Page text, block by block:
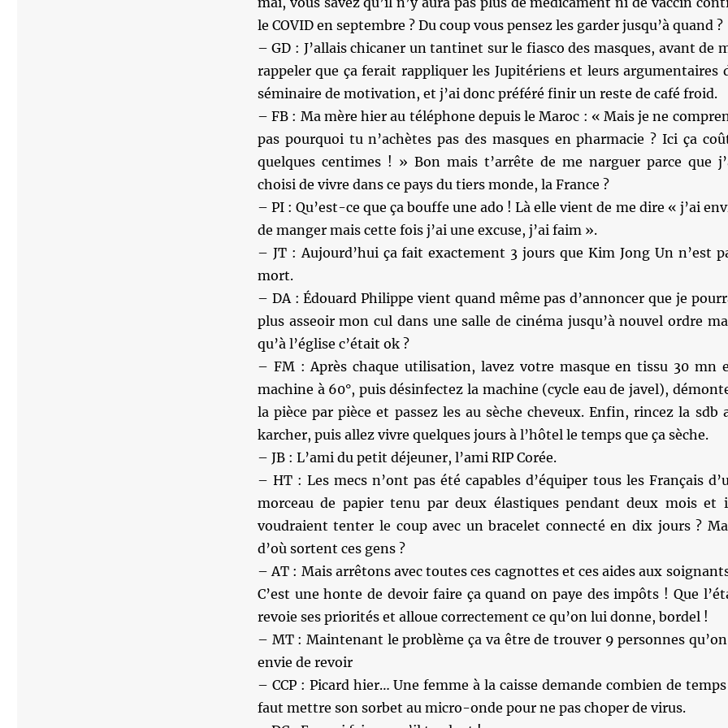
le COVID en septembre ? Du coup vous pensez les garder jusqu’à quand ?
– GD : J’allais chicaner un tantinet sur le fiasco des masques, avant de
rappeler que ça ferait rappliquer les Jupitériens et leurs argumentaires
séminaire de motivation, et j’ai donc préféré finir un reste de café froid.
– FB : Ma mère hier au téléphone depuis le Maroc : « Mais je ne
pas pourquoi tu n’achètes pas des masques en pharmacie ? Ici ça
quelques centimes ! » Bon mais t’arrête de me narguer parce que
choisi de vivre dans ce pays du tiers monde, la France ?
– PI : Qu’est-ce que ça bouffe une ado ! Là elle vient de me dire « j’ai
de manger mais cette fois j’ai une excuse, j’ai faim ».
– JT : Aujourd’hui ça fait exactement 3 jours que Kim Jong Un n’est
mort.
– DA : Édouard Philippe vient quand même pas d’annoncer que je
plus asseoir mon cul dans une salle de cinéma jusqu’à nouvel ordre
qu’à l’église c’était ok ?
– FM : Après chaque utilisation, lavez votre masque en tissu 30 mn
machine à 60°, puis désinfectez la machine (cycle eau de javel),
la pièce par pièce et passez les au sèche cheveux. Enfin, rincez la sdb
karcher, puis allez vivre quelques jours à l’hôtel le temps que ça sèche.
– JB : L’ami du petit déjeuner, l’ami RIP Corée.
– HT : Les mecs n’ont pas été capables d’équiper tous les Français
morceau de papier tenu par deux élastiques pendant deux mois et
voudraient tenter le coup avec un bracelet connecté en dix jours ?
d’où sortent ces gens ?
– AT : Mais arrêtons avec toutes ces cagnottes et ces aides aux
C’est une honte de devoir faire ça quand on paye des impôts ! Que
revoie ses priorités et alloue correctement ce qu’on lui donne, bordel !
– MT : Maintenant le problème ça va être de trouver 9 personnes
envie de revoir
– CCP : Picard hier… Une femme à la caisse demande combien de
faut mettre son sorbet au micro-onde pour ne pas choper de virus.